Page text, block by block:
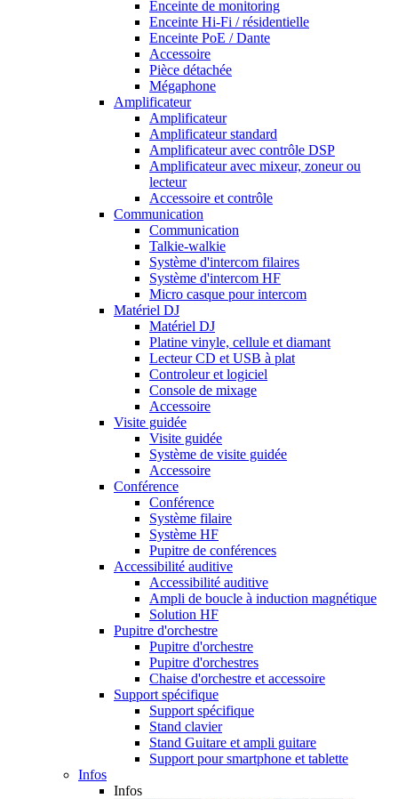
Enceinte de monitoring
Enceinte Hi-Fi / résidentielle
Enceinte PoE / Dante
Accessoire
Pièce détachée
Mégaphone
Amplificateur
Amplificateur
Amplificateur standard
Amplificateur avec contrôle DSP
Amplificateur avec mixeur, zoneur ou
lecteur
Accessoire et contrôle
Communication
Communication
Talkie-walkie
Système d'intercom filaires
Système d'intercom HF
Micro casque pour intercom
Matériel DJ
Matériel DJ
Platine vinyle, cellule et diamant
Lecteur CD et USB à plat
Controleur et logiciel
Console de mixage
Accessoire
Visite guidée
Visite guidée
Système de visite guidée
Accessoire
Conférence
Conférence
Système filaire
Système HF
Pupitre de conférences
Accessibilité auditive
Accessibilité auditive
Ampli de boucle à induction magnétique
Solution HF
Pupitre d'orchestre
Pupitre d'orchestre
Pupitre d'orchestres
Chaise d'orchestre et accessoire
Support spécifique
Support spécifique
Stand clavier
Stand Guitare et ampli guitare
Support pour smartphone et tablette
Infos
Infos